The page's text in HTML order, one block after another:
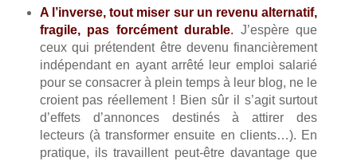
A l’inverse, tout miser sur un revenu alternatif,
fragile, pas forcément durable. J’espère que
ceux qui prétendent être devenu financièrement
indépendant en ayant arrêté leur emploi salarié
pour se consacrer à plein temps à leur blog, ne le
croient pas réellement ! Bien sûr il s’agit surtout
d’effets d’annonces destinés à attirer des
lecteurs (à transformer ensuite en clients…). En
pratique, ils travaillent peut-être davantage que